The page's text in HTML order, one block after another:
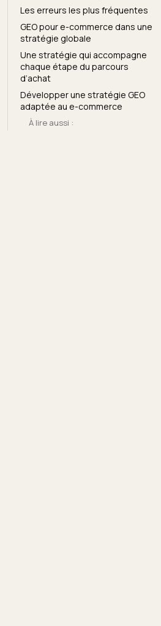
Les erreurs les plus fréquentes
GEO pour e-commerce dans une
stratégie globale
Une stratégie qui accompagne
chaque étape du parcours
d’achat
Développer une stratégie GEO
adaptée au e-commerce
À lire aussi :